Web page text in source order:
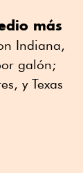
más
Indiana,
galón;
y Texas